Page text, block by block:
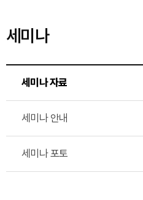
세미나
세미나 자료
세미나 안내
세미나 포토